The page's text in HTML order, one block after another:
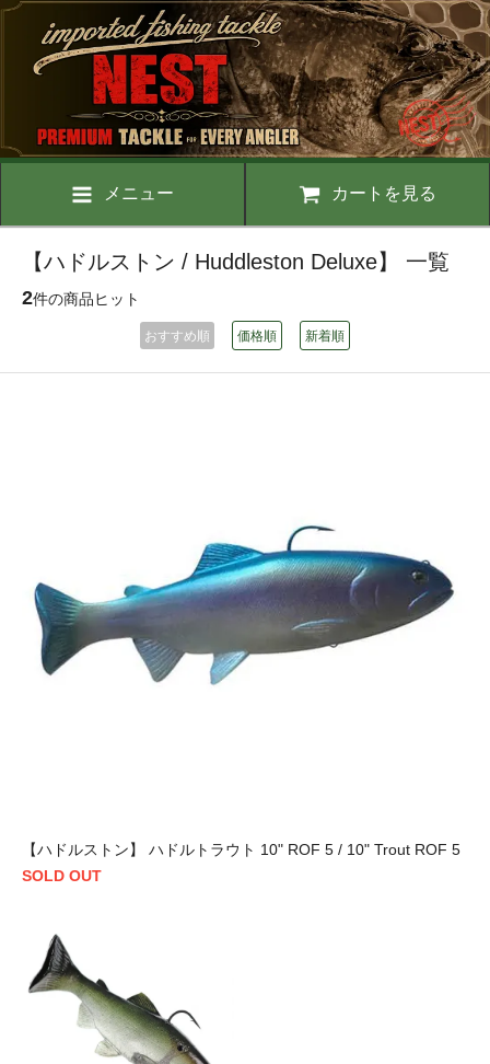
メニュー カートを見る
【ハドルストン / Huddleston Deluxe】 一覧
2件の商品ヒット
おすすめ順 価格順 新着順
【ハドルストン】 ハドルトラウト 10" ROF 5 / 10" Trout ROF 5
SOLD OUT